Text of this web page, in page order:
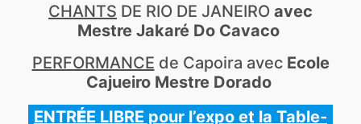
CHANTS DE RIO DE JANEIRO avec
Mestre Jakaré Do Cavaco
PERFORMANCE de Capoira avec Ecole
Cajueiro Mestre Dorado
ENTRÉE LIBRE pour l’expo et la Table-